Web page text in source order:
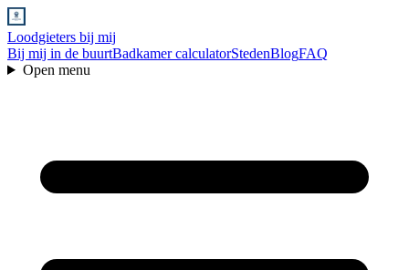
Loodgieters bij mij
Bij mij in de buurtBadkamer calculatorStedenBlogFAQ
Open menu